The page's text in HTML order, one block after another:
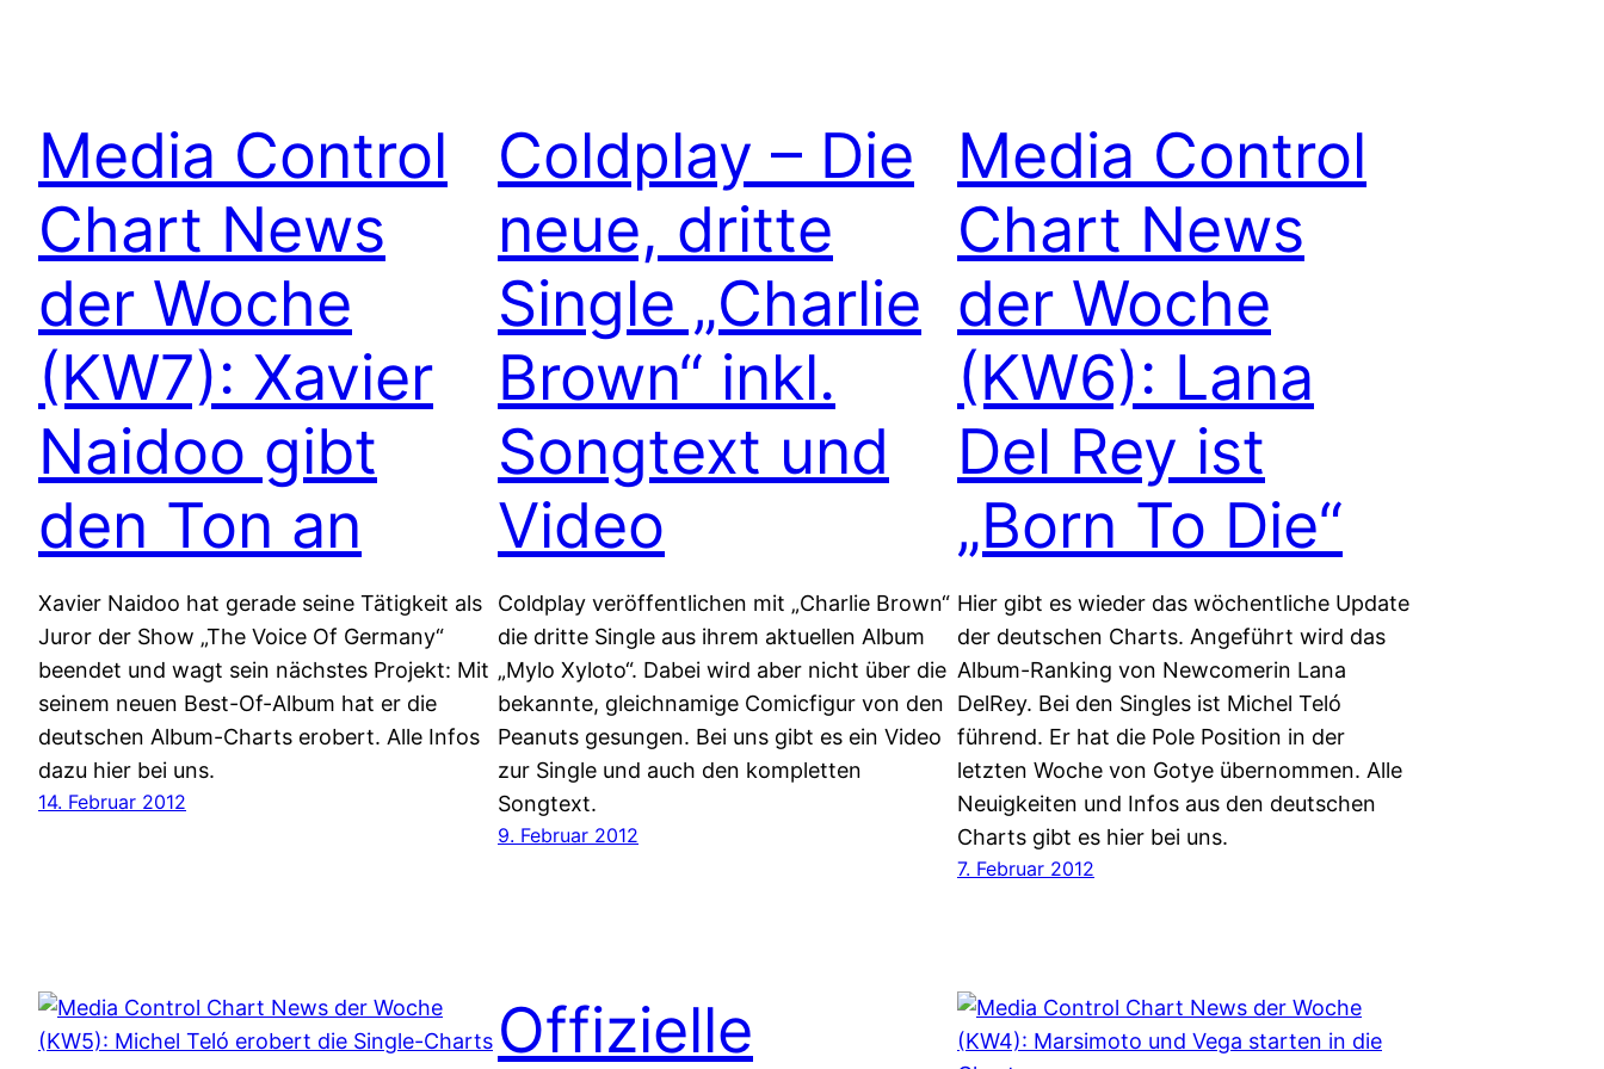
Media Control
Chart News
der Woche
(KW7): Xavier
Naidoo gibt
den Ton an
Xavier Naidoo hat gerade seine Tätigkeit als
Juror der Show „The Voice Of Germany“
beendet und wagt sein nächstes Projekt: Mit
seinem neuen Best-Of-Album hat er die
deutschen Album-Charts erobert. Alle Infos
dazu hier bei uns.
14. Februar 2012
Coldplay – Die
neue, dritte
Single „Charlie
Brown“ inkl.
Songtext und
Video
Coldplay veröffentlichen mit „Charlie Brown“
die dritte Single aus ihrem aktuellen Album
„Mylo Xyloto“. Dabei wird aber nicht über die
bekannte, gleichnamige Comicfigur von den
Peanuts gesungen. Bei uns gibt es ein Video
zur Single und auch den kompletten
Songtext.
9. Februar 2012
Media Control
Chart News
der Woche
(KW6): Lana
Del Rey ist
„Born To Die“
Hier gibt es wieder das wöchentliche Update
der deutschen Charts. Angeführt wird das
Album-Ranking von Newcomerin Lana
DelRey. Bei den Singles ist Michel Teló
führend. Er hat die Pole Position in der
letzten Woche von Gotye übernommen. Alle
Neuigkeiten und Infos aus den deutschen
Charts gibt es hier bei uns.
7. Februar 2012
Offizielle